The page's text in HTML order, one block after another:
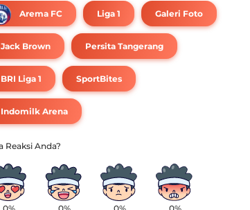
Arena, Tangerang, Rabu (13/3/2024). (Bola.com/M. Iqbal Ichsan)
Arema FC Liga 1 Galeri Foto
Jack Brown Persita Tangerang
BRI Liga 1 SportBites
Indomilk Arena